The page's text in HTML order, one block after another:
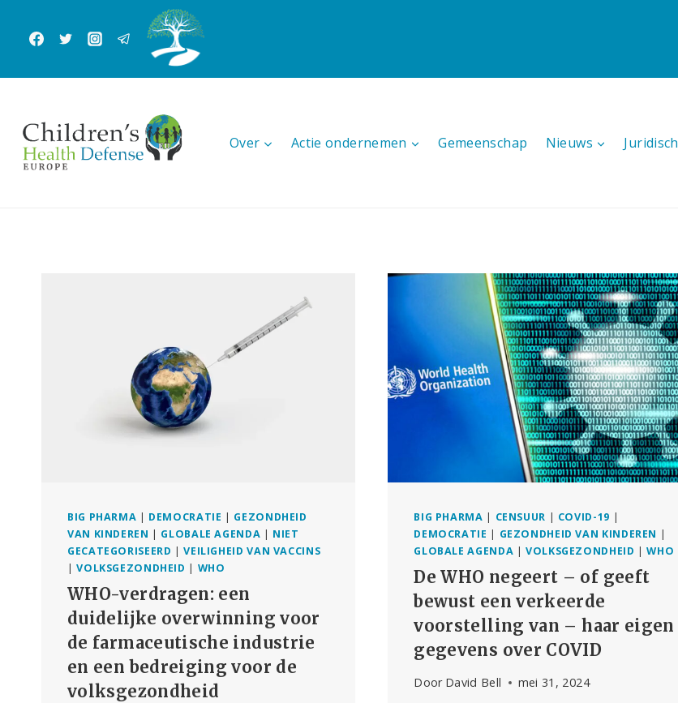
inhoud
Over Actie ondernemen Gemeenschap Nieuws Juridisch
BIG PHARMA | DEMOCRATIE | GEZONDHEID
VAN KINDEREN | GLOBALE AGENDA | NIET
GECATEGORISEERD |VEILIGHEID VAN VACCINS
|VOLKSGEZONDHEID | WHO
WHO-verdragen: een
duidelijke overwinning voor
de farmaceutische industrie
en een bedreiging voor de
volksgezondheid
BIG PHARMA | CENSUUR | COVID-19 |
DEMOCRATIE | GEZONDHEID VAN KINDEREN |
GLOBALE AGENDA |VOLKSGEZONDHEID |WHO
De WHO negeert – of geeft
bewust een verkeerde
voorstelling van – haar eigen
gegevens over COVID
Door David Bell mei 31, 2024